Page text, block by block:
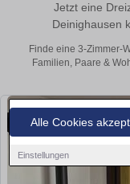
Alle Cookies
Einstellungen
Jetzt eine
Deinighausen
Finde eine 3-Zimmer-
Familien, Paare &